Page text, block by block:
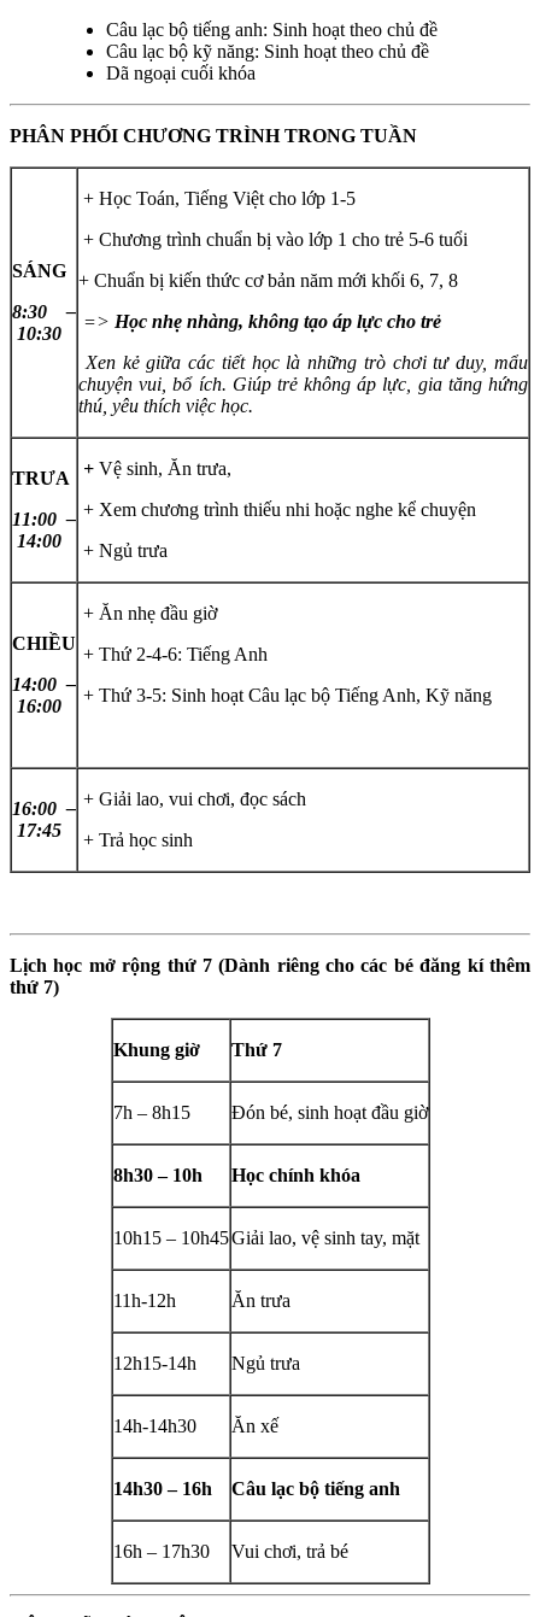
Câu lạc bộ tiếng anh: Sinh hoạt theo chủ đề
Câu lạc bộ kỹ năng: Sinh hoạt theo chủ đề
Dã ngoại cuối khóa
PHÂN PHỐI CHƯƠNG TRÌNH TRONG TUẦN
SÁNG
8:30 –
10:30
+ Học Toán, Tiếng Việt cho lớp 1-5
+ Chương trình chuẩn bị vào lớp 1 cho trẻ 5-6 tuổi
+ Chuẩn bị kiến thức cơ bản năm mới khối 6, 7, 8
=> Học nhẹ nhàng, không tạo áp lực cho trẻ
Xen kẻ giữa các tiết học là những trò chơi tư duy, mẩu
chuyện vui, bổ ích. Giúp trẻ không áp lực, gia tăng hứng
thú, yêu thích việc học.
TRƯA
11:00 –
14:00
+ Vệ sinh, Ăn trưa,
+ Xem chương trình thiếu nhi hoặc nghe kể chuyện
+ Ngủ trưa
CHIỀU
14:00 –
16:00
+ Ăn nhẹ đầu giờ
+ Thứ 2-4-6: Tiếng Anh
+ Thứ 3-5: Sinh hoạt Câu lạc bộ Tiếng Anh, Kỹ năng
16:00 –
17:45
+ Giải lao, vui chơi, đọc sách
+ Trả học sinh
Lịch học mở rộng thứ 7 (Dành riêng cho các bé đăng kí thêm
thứ 7)
Khung giờ Thứ 7
7h – 8h15 Đón bé, sinh hoạt đầu giờ
8h30 – 10h Học chính khóa
10h15 – 10h45Giải lao, vệ sinh tay, mặt
11h-12h Ăn trưa
12h15-14h Ngủ trưa
14h-14h30 Ăn xế
14h30 – 16h Câu lạc bộ tiếng anh
16h – 17h30 Vui chơi, trả bé